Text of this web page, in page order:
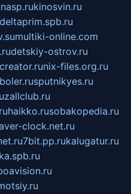
kinosvin.ru
deltaprim.spb.ru
multiki-online.com
detskiy-ostrov.ru
nix-files.org.ru
sputnikyes.ru
zallclub.ru
haikko.rusobakopedia.ru
clock.net.ru
7bit.pp.rukalugatur.ru